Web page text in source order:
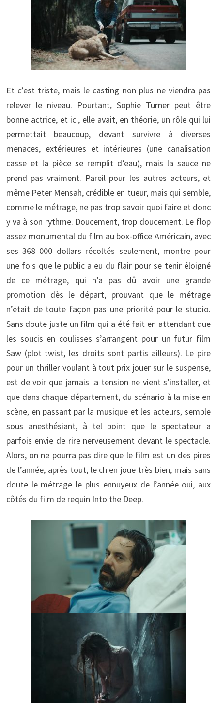
Et c’est triste, mais le casting non plus ne viendra pas
relever le niveau. Pourtant, Sophie Turner peut être
bonne actrice, et ici, elle avait, en théorie, un rôle qui lui
permettait beaucoup, devant survivre à diverses
menaces, extérieures et intérieures (une canalisation
casse et la pièce se remplit d’eau), mais la sauce ne
prend pas vraiment. Pareil pour les autres acteurs, et
même Peter Mensah, crédible en tueur, mais qui semble,
comme le métrage, ne pas trop savoir quoi faire et donc
y va à son rythme. Doucement, trop doucement. Le flop
assez monumental du film au box-office Américain, avec
ses 368 000 dollars récoltés seulement, montre pour
une fois que le public a eu du flair pour se tenir éloigné
de ce métrage, qui n’a pas dû avoir une grande
promotion dès le départ, prouvant que le métrage
n’était de toute façon pas une priorité pour le studio.
Sans doute juste un film qui a été fait en attendant que
les soucis en coulisses s’arrangent pour un futur film
Saw (plot twist, les droits sont partis ailleurs). Le pire
pour un thriller voulant à tout prix jouer sur le suspense,
est de voir que jamais la tension ne vient s’installer, et
que dans chaque département, du scénario à la mise en
scène, en passant par la musique et les acteurs, semble
sous anesthésiant, à tel point que le spectateur a
parfois envie de rire nerveusement devant le spectacle.
Alors, on ne pourra pas dire que le film est un des pires
de l’année, après tout, le chien joue très bien, mais sans
doute le métrage le plus ennuyeux de l’année oui, aux
côtés du film de requin Into the Deep.